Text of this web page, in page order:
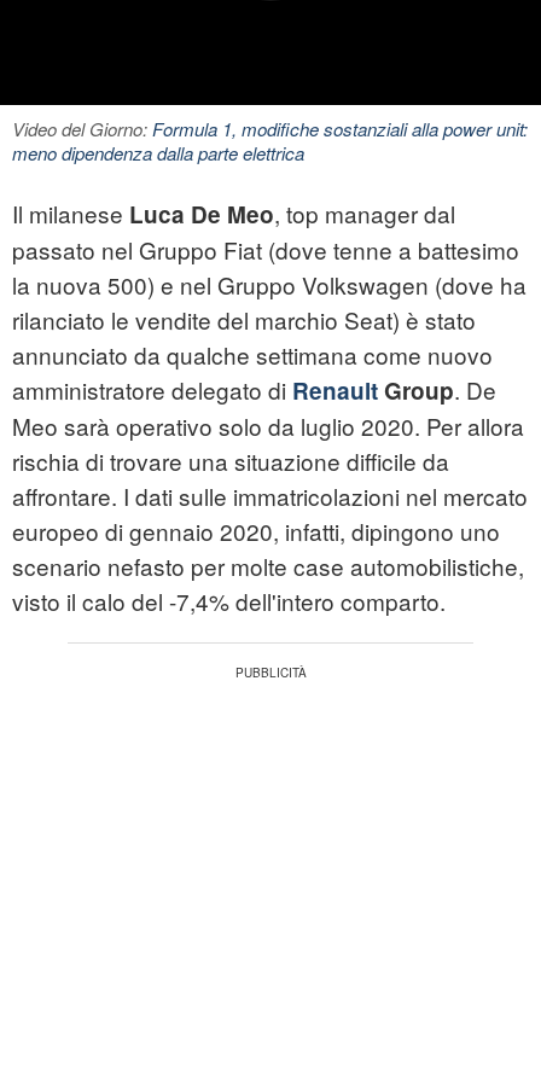
Video del Giorno:Formula 1, modifiche sostanziali alla power unit:
meno dipendenza dalla parte elettrica
Il milanese Luca De Meo, top manager dal
passato nel Gruppo Fiat (dove tenne a battesimo
la nuova 500) e nel Gruppo Volkswagen (dove ha
rilanciato le vendite del marchio Seat) è stato
annunciato da qualche settimana come nuovo
amministratore delegato di RenaultGroup. De
Meo sarà operativo solo da luglio 2020. Per allora
rischia di trovare una situazione difficile da
affrontare. I dati sulle immatricolazioni nel mercato
europeo di gennaio 2020, infatti, dipingono uno
scenario nefasto per molte case automobilistiche,
visto il calo del -7,4% dell'intero comparto.